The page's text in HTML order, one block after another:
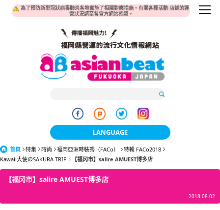
為了預防新型冠狀病毒肺炎各地實施了相關對應措施。有關各種活動·店鋪的運
營狀況請至各官方網站確認。
LANGUAGE
日本語
한국어
首頁 特集 時尚 福岡亞洲時裝秀（FACo）
特輯 FACo2018
Kawaii大使のSAKURA TRIP
【福冈市】salire AMUEST博多店
【福冈市】salire AMUEST博多店
2018.08.02